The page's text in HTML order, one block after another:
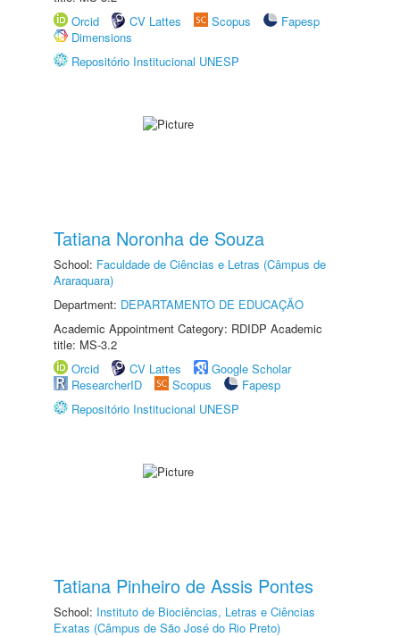
Orcid
CV Lattes Scopus
Fapesp
Dimensions
Repositório Institucional UNESP
Tatiana Noronha de Souza
School: Faculdade de Ciências e Letras (Câmpus de
Araraquara)
Department: DEPARTAMENTO DE EDUCAÇÃO
Academic Appointment Category: RDIDP Academic
title: MS-3.2
Orcid
CV Lattes
Google Scholar
ResearcherID
Scopus
Fapesp
Repositório Institucional UNESP
Tatiana Pinheiro de Assis Pontes
School: Instituto de Biociências, Letras e Ciências
Exatas (Câmpus de São José do Rio Preto)